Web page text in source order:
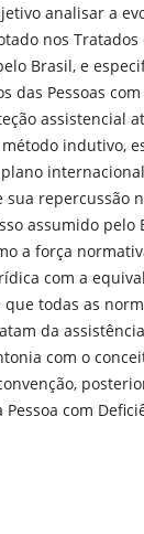
analisar a
nos Tratados
Brasil, e
das Pessoas
assistencial
indutivo,
repercussão
assumido pelo
a força
com a
todas as
da
com o
com